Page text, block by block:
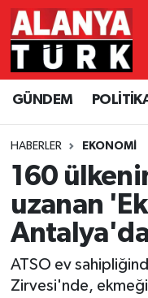
GÜNDEM
HABERLER EKONOMİ
160
uzanan
ATSO ev
Zirvesi'nde,
GÜNDEM
POLİTİKA
ASAYİŞ
EKONOMİ
TURİZM
SPOR
Nöbetçi
Hava Durumu
Namaz Vakitleri
Trafik Durumu
Süper Lig Puan
Tüm Manşetler